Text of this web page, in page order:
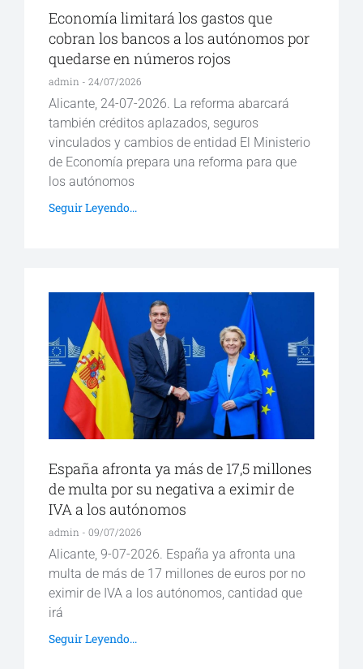
Economía limitará los gastos que
cobran los bancos a los autónomos por
quedarse en números rojos
admin 24/07/2026
Alicante, 24-07-2026. La reforma abarcará
también créditos aplazados, seguros
vinculados y cambios de entidad El Ministerio
de Economía prepara una reforma para que
los autónomos
Seguir Leyendo...
España afronta ya más de 17,5 millones
de multa por su negativa a eximir de
IVA a los autónomos
admin 09/07/2026
Alicante, 9-07-2026. España ya afronta una
multa de más de 17 millones de euros por no
eximir de IVA a los autónomos, cantidad que
irá
Seguir Leyendo...